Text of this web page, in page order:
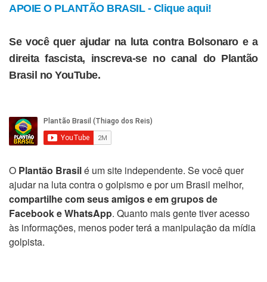
APOIE O PLANTÃO BRASIL - Clique aqui!
Se você quer ajudar na luta contra Bolsonaro e a
direita fascista, inscreva-se no canal do Plantão
Brasil no YouTube.
O Plantão Brasilé um site independente. Se você quer
ajudar na luta contra o golpismo e por um Brasil melhor,
compartilhe com seus amigos e em grupos de
Facebook e WhatsApp. Quanto mais gente tiver acesso
às informações, menos poder terá a manipulação da mídia
golpista.